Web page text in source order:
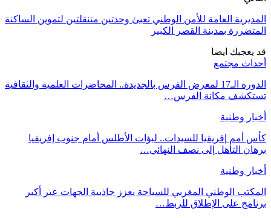
المديرية العامة للأمن الوطني تعبئ وحدتين متنقلتين لتموين الساكنة
المتضررة بمدينة القصر الكبير
قد يعجبك ايضا
أحداث مجتمع
الدورة الـ17 لمعرض الفرس بالجديدة.. المحاضرات العلمية والثقافية
تستكشف مكانة الفرس…
أخبار وطنية
كأس أمم إفريقيا للسيدات.. لبؤات الأطلس أمام جنوب إفريقيا
برهان التأهل إلى نصف النهائي…
أخبار وطنية
المكتب الوطني المغربي للسياحة يعزز جاذبية الجهات عبر أكبر
برنامج على الإطلاق للربط…